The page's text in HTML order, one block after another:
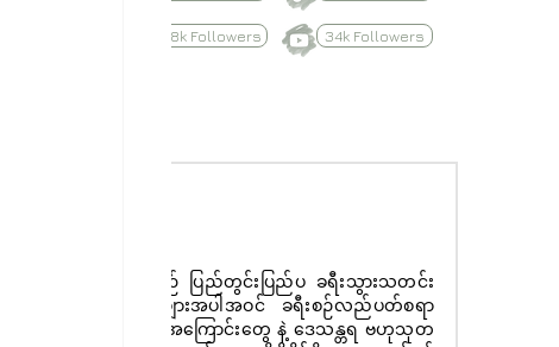
8.8k Followers 34k Followers
နေ့စဉ် ပြည်တွင်းပြည်ပ ခရီးသွားသတင်း
ထူးများအပါအဝင် ခရီးစဉ်လည်ပတ်စရာ
များအကြောင်းတွေ နဲ့ ဒေသန္တရ ဗဟုသုတ